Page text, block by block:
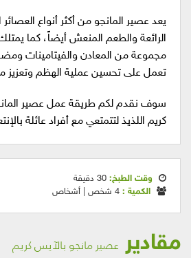
يعد عصير المانجو من أكثر أنواع
الرائعة والطعم المنعش أيضاً، كما
مجموعة من المعادن والفيتامينات
تعمل على تحسين عملية الهظم وتعزيز
سوف نقدم لكم طريقة عمل عصير
كريم اللذيذ لتتمتعي مع أفراد عائلة
وقت الطبخ: 30 دقيقة
الكمية : 4 شخص | أشخاص
مقادير عصير مانجو بالآيس كريم